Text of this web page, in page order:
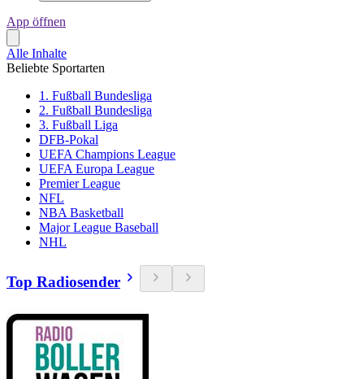
App öffnen
Alle Inhalte
Beliebte Sportarten
1. Fußball Bundesliga
2. Fußball Bundesliga
3. Fußball Liga
DFB-Pokal
UEFA Champions League
UEFA Europa League
Premier League
NFL
NBA Basketball
Major League Baseball
NHL
Top Radiosender